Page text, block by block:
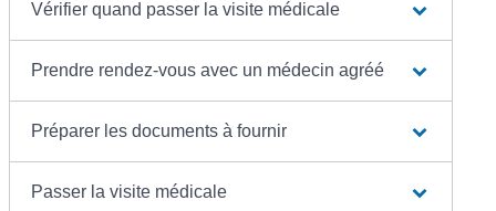
Vérifier quand passer la visite médicale
Prendre rendez-vous avec un médecin agréé
Préparer les documents à fournir
Passer la visite médicale